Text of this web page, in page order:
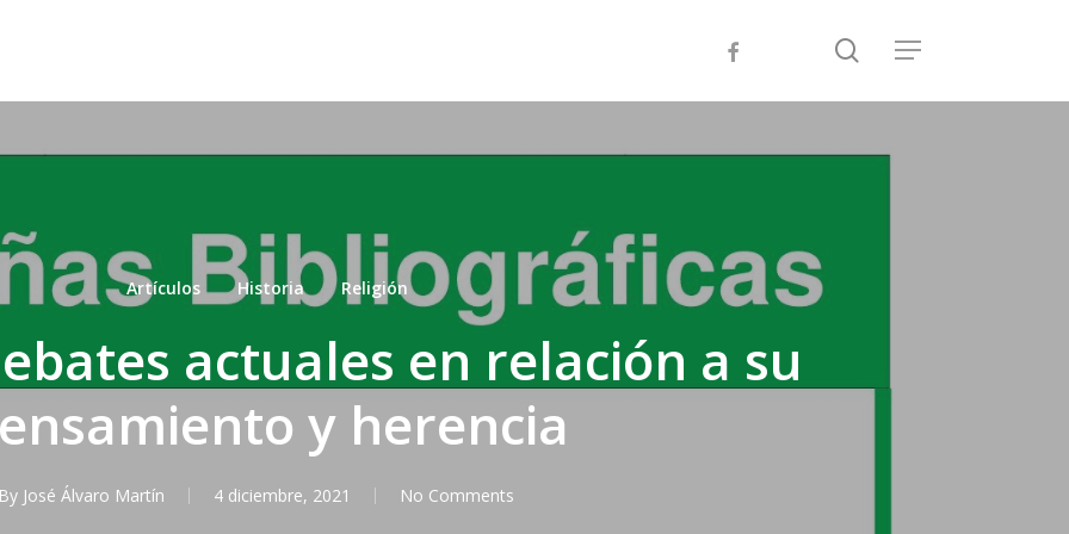
facebook search
Menu
Artículos Historia Religión
actuales en relación a su
y herencia
By José Álvaro Martín 4 diciembre, 2021 No Comments